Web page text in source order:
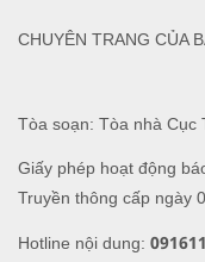
Tòa soạn: Tòa nhà Cục
Giấy phép hoạt động
Truyền thông cấp ngày
Hotline nội dung:
CHUYÊN TRANG CỦA